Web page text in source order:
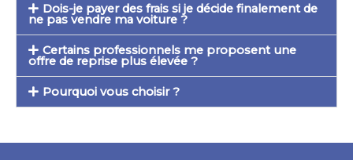
Dois-je payer des frais si je décide finalement de
ne pas vendre ma voiture ?
Certains professionnels me proposent une
offre de reprise plus élevée ?
Pourquoi vous choisir ?